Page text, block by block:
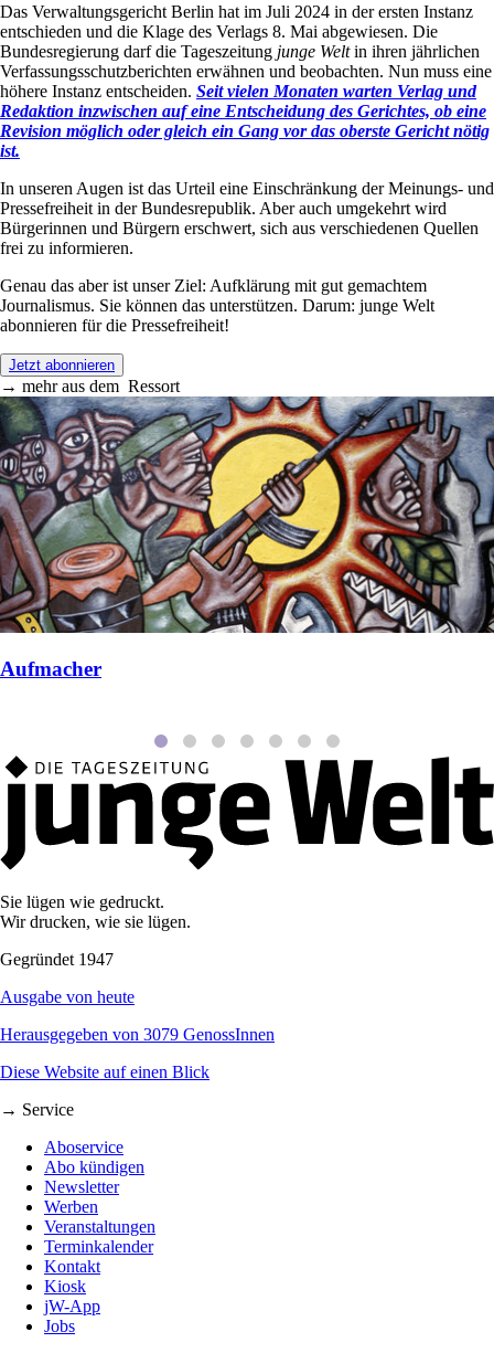
Das Verwaltungsgericht Berlin hat im Juli 2024 in der ersten Instanz
entschieden und die Klage des Verlags 8. Mai abgewiesen. Die
Bundesregierung darf die Tageszeitung junge Weltin ihren jährlichen
Verfassungsschutzberichten erwähnen und beobachten. Nun muss eine
höhere Instanz entscheiden. Seit vielen Monaten warten Verlag und
Redaktion inzwischen auf eine Entscheidung des Gerichtes, ob eine
Revision möglich oder gleich ein Gang vor das oberste Gericht nötig
ist.
In unseren Augen ist das Urteil eine Einschränkung der Meinungs- und
Pressefreiheit in der Bundesrepublik. Aber auch umgekehrt wird
Bürgerinnen und Bürgern erschwert, sich aus verschiedenen Quellen
frei zu informieren.
Genau das aber ist unser Ziel: Aufklärung mit gut gemachtem
Journalismus. Sie können das unterstützen. Darum: junge Welt
abonnieren für die Pressefreiheit!
Jetzt abonnieren
→ mehr aus dem Ressort
Aufmacher
Sie lügen wie gedruckt.
Wir drucken, wie sie lügen.
Gegründet 1947
Ausgabe von heute
Herausgegeben von 3079 GenossInnen
Diese Website auf einen Blick
→ Service
Aboservice
Abo kündigen
Newsletter
Werben
Veranstaltungen
Terminkalender
Kontakt
Kiosk
jW-App
Jobs